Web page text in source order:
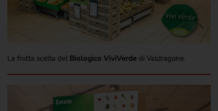
La frutta scelta del Biologico ViviVerde di Valdragone.